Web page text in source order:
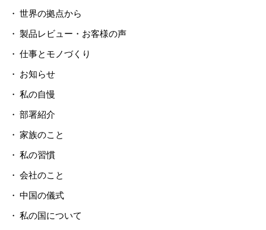
世界の拠点から
製品レビュー・お客様の声
仕事とモノづくり
お知らせ
私の自慢
部署紹介
家族のこと
私の習慣
会社のこと
中国の儀式
私の国について